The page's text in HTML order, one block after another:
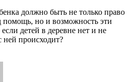
должно быть не только право
помощь, но и возможность эти
детей в деревне нет и не
ней происходит?